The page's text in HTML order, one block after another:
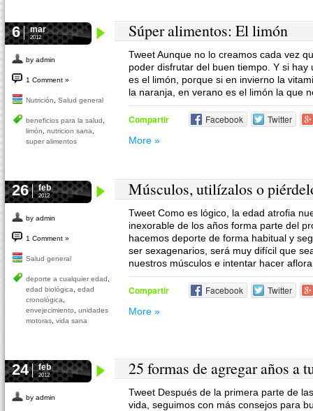
6 mar
2012
by admin
1 Comment »
Nutrición Salud general
beneficios para la salud
limón
nutricion sana
super alimentos
Súper alimentos: El limón
Tweet Aunque no lo creamos cada vez
poder disfrutar del buen tiempo. Y si
es el limón, porque si en invierno la
la naranja, en verano es el limón la que
Compartir Facebook Twitter
More »
26 feb
2012
by admin
1 Comment »
Salud general
deporte a cualquier edad
edad biológica
edad
cronológica
envejecimiento
unidades
motoras vida sana
Músculos, utilízalos o
Tweet Como es lógico, la edad atrofia
inexorable de los años forma parte del
hacemos deporte de forma habitual y
ser sexagenarios, será muy difícil que
nuestros músculos e intentar hacer
Compartir Facebook Twitter
More »
24 feb
2012
by admin
25 formas de agregar años a
Tweet Después de la primera parte de
vida, seguimos con más consejos para